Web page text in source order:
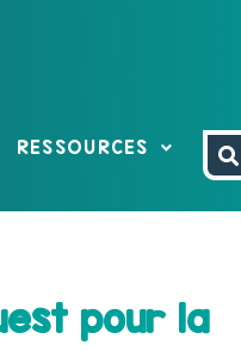
RESSOURCES
pour la